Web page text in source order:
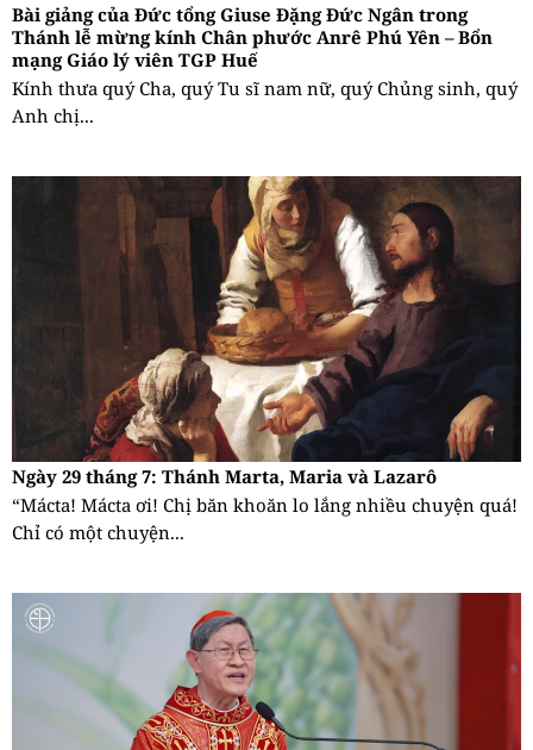
Bài giảng của Đức tổng Giuse Đặng Đức Ngân trong
Thánh lễ mừng kính Chân phước Anrê Phú Yên – Bổn
mạng Giáo lý viên TGP Huế
Kính thưa quý Cha, quý Tu sĩ nam nữ, quý Chủng sinh, quý
Anh chị...
Ngày 29 tháng 7: Thánh Marta, Maria và Lazarô
“Mácta! Mácta ơi! Chị băn khoăn lo lắng nhiều chuyện quá!
Chỉ có một chuyện...